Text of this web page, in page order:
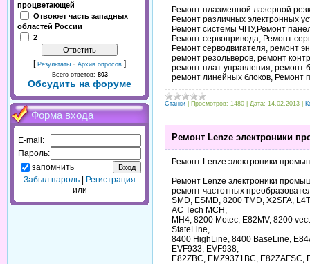
процветающей
Отвоюет часть западных
областей России
2
[ Результаты · Архив опросов ]
Всего ответов: 803
Обсудить на форуме
Форма входа
E-mail:
Пароль:
запомнить
Забыл пароль
Регистрация
или
Ремонт плазменной лазерной
Ремонт различных электронных
Ремонт системы ЧПУ,Ремонт
Ремонт сервопривода, Ремонт
Ремонт серводвигателя, ремонт
ремонт резольверов, ремонт
ремонт плат управления, ремонт
ремонт линейных блоков, Ремонт
Станки Просмотров: 1480 Дата: 14.02.2013
Ремонт Lenze электроники
Ремонт Lenze электроники
Ремонт Lenze электроники
ремонт частотных
SMD, ESMD, 8200 TMD, X2SFA,
AC Tech МСН,
МН4, 8200 Motec, E82MV, 8200
StateLine,
8400 HighLine, 8400 BaseLine,
EVF933, EVF938,
E82ZBC, EMZ9371BC, E82ZAFSC,